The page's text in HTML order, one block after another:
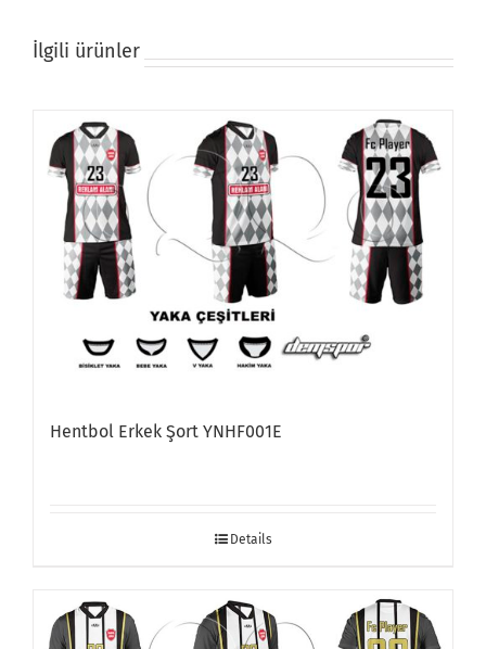
İlgili ürünler
Hentbol Erkek Şort YNHF001E
Details